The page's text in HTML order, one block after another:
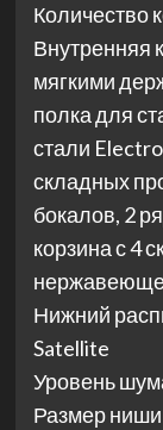
Количество
Внутренняя
мягкими
полка для
стали
складных
бокалов, 2
корзина с 4
Нижний
Satellite
Уровень
Размер ниши